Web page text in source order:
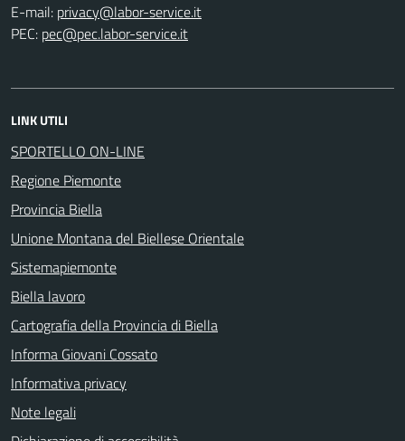
E-mail:
PEC:
LINK UTILI
SPORTELLO ON-LINE
Regione Piemonte
Provincia Biella
Unione Montana del Biellese Orientale
Sistemapiemonte
Biella lavoro
Cartografia della Provincia di Biella
Informa Giovani Cossato
Informativa privacy
Note legali